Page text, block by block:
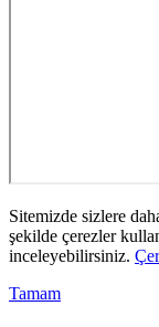
Sitemizde sizlere
şekilde çerezler
inceleyebilirsiniz.
Tamam